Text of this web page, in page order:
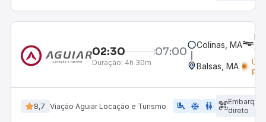
02:30 07:00
Duração: 4h 30m
Colinas, MA
Balsas, MA
8,7 Viação Aguiar Locação e Turismo airline_seat_legroom_extra ac_unit wc
Embarque
direto